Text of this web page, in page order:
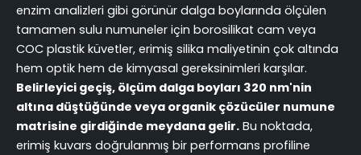
enzim analizleri gibi görünür dalga boylarında ölçülen
tamamen sulu numuneler için borosilikat cam veya
COC plastik küvetler, erimiş silika maliyetinin çok altında
hem optik hem de kimyasal gereksinimleri karşılar.
Belirleyici geçiş, ölçüm dalga boyları 320 nm'nin
altına düştüğünde veya organik çözücüler numune
matrisine girdiğinde meydana gelir. Bu noktada,
erimiş kuvars doğrulanmış bir performans profiline